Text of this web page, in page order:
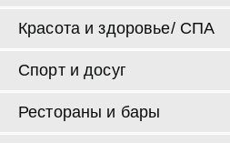
Красота и здоровье/ СПА
Спорт и досуг
Рестораны и бары